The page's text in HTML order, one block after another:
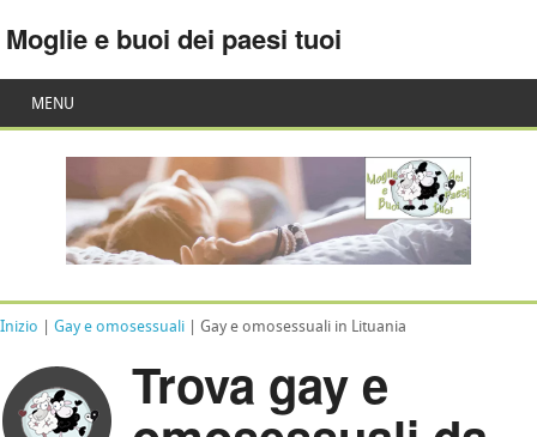
Moglie e buoi dei paesi tuoi
MENU
Inizio Gay e omosessuali | Gay e omosessuali in Lituania
Trova gay e